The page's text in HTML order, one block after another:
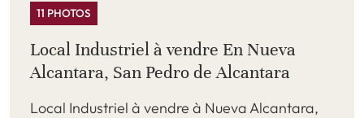
11 PHOTOS
Local Industriel à vendre En Nueva
Alcantara, San Pedro de Alcantara
Local Industriel à vendre à Nueva Alcantara,